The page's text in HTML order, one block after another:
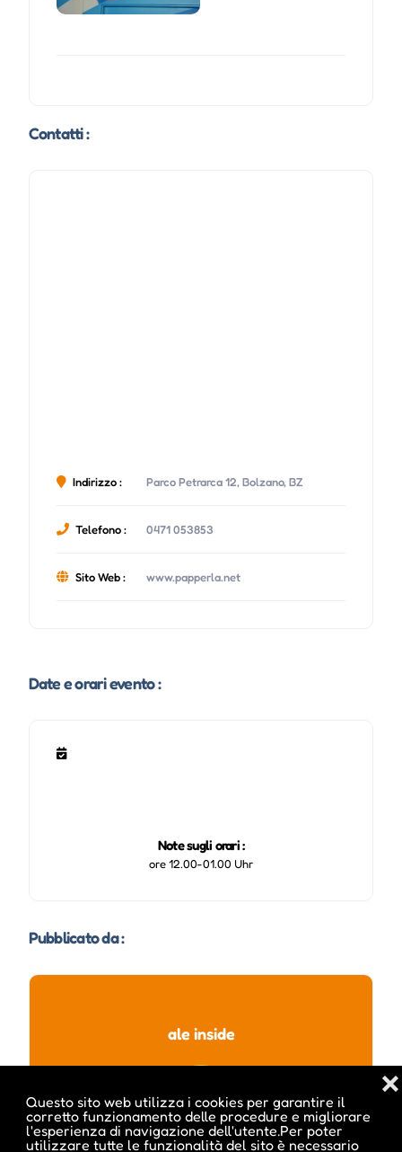
Questo sito web utilizza i cookies per garantire il
corretto funzionamento delle procedure e migliorare
l'esperienza di navigazione dell'utente.Per poter
utilizzare tutte le funzionalità del sito è necessario
❌
Contatti :
Indirizzo : Parco Petrarca 12, Bolzano, BZ
Telefono : 0471 053853
Sito Web : www.papperla.net
Date e orari evento :
Note sugli orari :
ore 12.00-01.00 Uhr
Pubblicato da :
ale inside